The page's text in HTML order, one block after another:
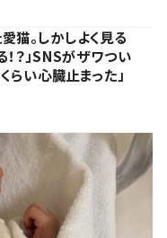
猫。しかしよく見る
？」SNSがザワつい
らい心臓止まった」